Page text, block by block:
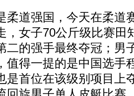
道强国，今天在柔道
，女子70公斤级比赛田
二的强手最终夺冠；男
值得一提的是中国选手
是首位在该级别项目上